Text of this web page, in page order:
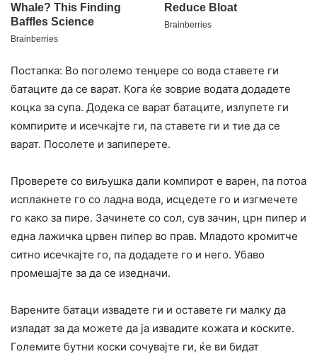
Постапка: Во поголемо тенџере со вода ставете ги
батаците да се варат. Кога ќе зоврие водата додадете
коцка за супа. Додека се варат батаците, излупете ги
компирите и исечкајте ги, па ставете ги и тие да се
варат. Посолете и запиперете.
Проверете со виљушка дали компирот е варен, па потоа
исплакнете го со ладна вода, исцедете го и изгмечете
го како за пире. Зачинете со сол, сув зачин, црн пипер и
една лажичка црвен пипер во прав. Младото кромитче
ситно исечкајте го, па додадете го и него. Убаво
промешајте за да се изедначи.
Варените батаци извадете ги и оставете ги малку да
изладат за да можете да ја извадите кожата и коските.
Големите бутни коски сочувајте ги, ќе ви бидат